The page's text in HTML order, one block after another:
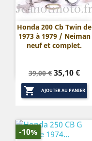
Honda 200 Cb Twin de
1973 à 1979 / Neiman
neuf et complet.
Prix
de
base
39,00 € Prix
35,10 €
 AJOUTER AU PANIER
-10%